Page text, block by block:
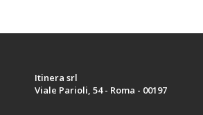
Itinera srl
Viale Parioli, 54 - Roma - 00197